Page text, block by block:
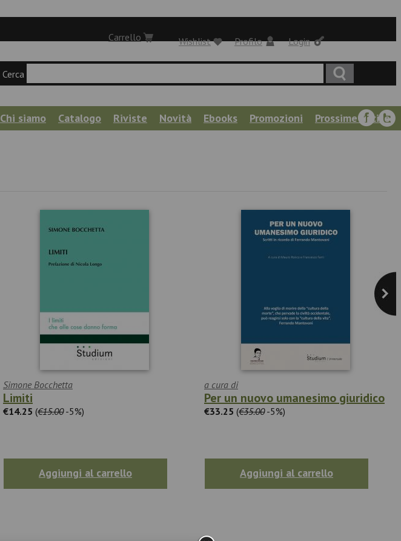
Login
Carrello Profilo
Wishlist
Cerca
Chi siamo Catalogo Riviste Novità Ebooks Promozioni
Prossime uscite
Simone Bocchetta
Limiti
€14.25 (€15.00-5%)
Aggiungi al carrello
a cura di
Per un nuovo umanesimo giuridico
€33.25 (€35.00-5%)
Aggiungi al carrello